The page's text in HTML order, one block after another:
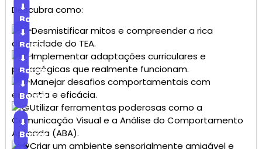
Descubra como:
⬇
Baixar
Desmistificar mitos e compreender a rica
diversidade do TEA.
⬇
Baixar
Implementar adaptações curriculares e
pedagógicas que realmente funcionam.
⬇
Baixar
Manejar desafios comportamentais com
empatia e eficácia.
⬇
Baixar
Utilizar ferramentas poderosas como a
Comunicação Visual e a Análise do Comportamento
Aplicada (ABA).
⬇
Baixar
Criar um ambiente sensorialmente amigável e